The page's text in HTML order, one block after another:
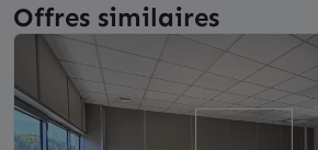
Offres similaires